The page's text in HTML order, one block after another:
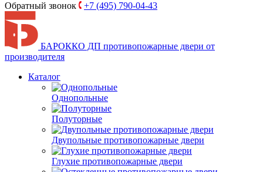
Обратный звонок
+7 (495) 790-04-43
БАРОККО ДП противопожарные двери от
производителя
Каталог
Однопольные
Полуторные
Двупольные противопожарные двери
Глухие противопожарные двери